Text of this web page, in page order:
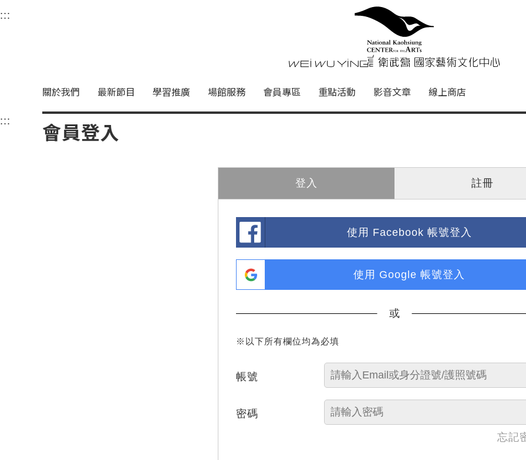
衛武營國家藝術文化中心
中央內容區塊，為本頁主要內容區。
::: 衛武營國家藝術文
關於我們 最新節目 學習推廣 場館服務 會員專區 重點活動 影音文章 線上商店
::: 中央內容區塊，為本頁主要內容區。
會員登入
登入 註冊
使用 Facebook 帳號登入
使用 Google 帳號登入
或
※以下所有欄位均為必填
帳號
密碼
忘記